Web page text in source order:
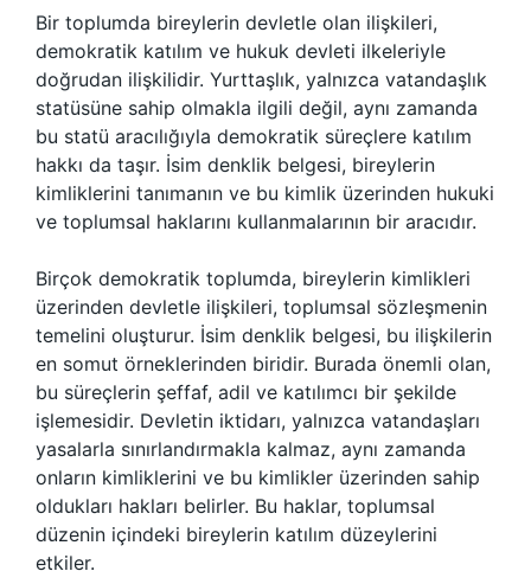
Bir toplumda bireylerin devletle olan ilişkileri,
demokratik katılım ve hukuk devleti ilkeleriyle
doğrudan ilişkilidir. Yurttaşlık, yalnızca vatandaşlık
statüsüne sahip olmakla ilgili değil, aynı zamanda
bu statü aracılığıyla demokratik süreçlere katılım
hakkı da taşır. İsim denklik belgesi, bireylerin
kimliklerini tanımanın ve bu kimlik üzerinden hukuki
ve toplumsal haklarını kullanmalarının bir aracıdır.
Birçok demokratik toplumda, bireylerin kimlikleri
üzerinden devletle ilişkileri, toplumsal sözleşmenin
temelini oluşturur. İsim denklik belgesi, bu ilişkilerin
en somut örneklerinden biridir. Burada önemli olan,
bu süreçlerin şeffaf, adil ve katılımcı bir şekilde
işlemesidir. Devletin iktidarı, yalnızca vatandaşları
yasalarla sınırlandırmakla kalmaz, aynı zamanda
onların kimliklerini ve bu kimlikler üzerinden sahip
oldukları hakları belirler. Bu haklar, toplumsal
düzenin içindeki bireylerin katılım düzeylerini
etkiler.